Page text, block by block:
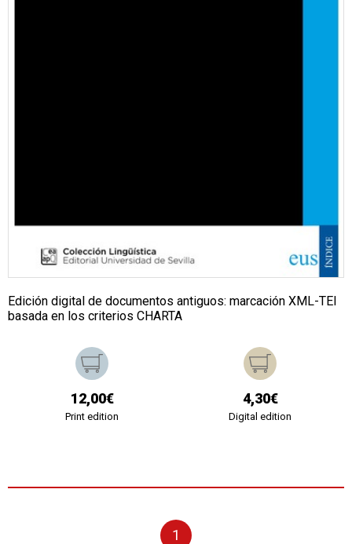
Edición digital de documentos antiguos: marcación XML-TEI
basada en los criterios CHARTA
12,00€
Print edition
4,30€
Digital edition
1